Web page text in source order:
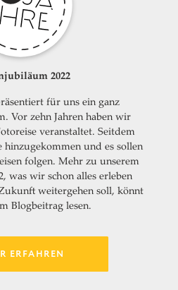
2022
für uns ein ganz
Vor zehn Jahren haben wir
veranstaltet. Seitdem
hinzugekommen und es sollen
folgen. Mehr zu unserem
was wir schon alles erleben
weitergehen soll, könnt
Blogbeitrag lesen.
ERFAHREN